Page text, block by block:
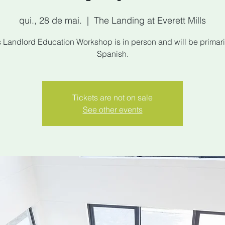
qui., 28 de mai.
  |
The Landing at Everett Mills
Landlord Education Workshop is in person and will be
Spanish.
Tickets are not on sale
See other events